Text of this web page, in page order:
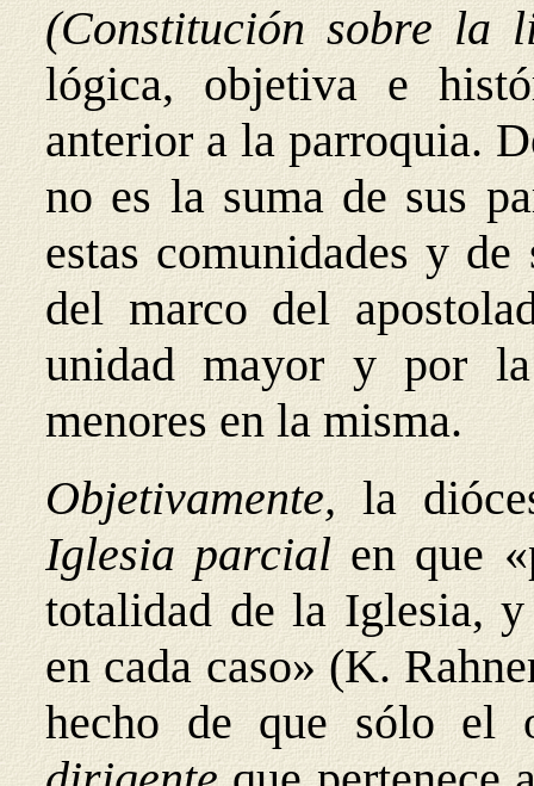
(Constitución sobre la
lógica, objetiva e
anterior a la parroquia.
no es la suma de sus
estas comunidades y
del marco del
unidad mayor y por
menores en la misma.
Objetivamente,la
Iglesia parcialen que
totalidad de la Iglesia,
en cada caso» (K.
hecho de que sólo el